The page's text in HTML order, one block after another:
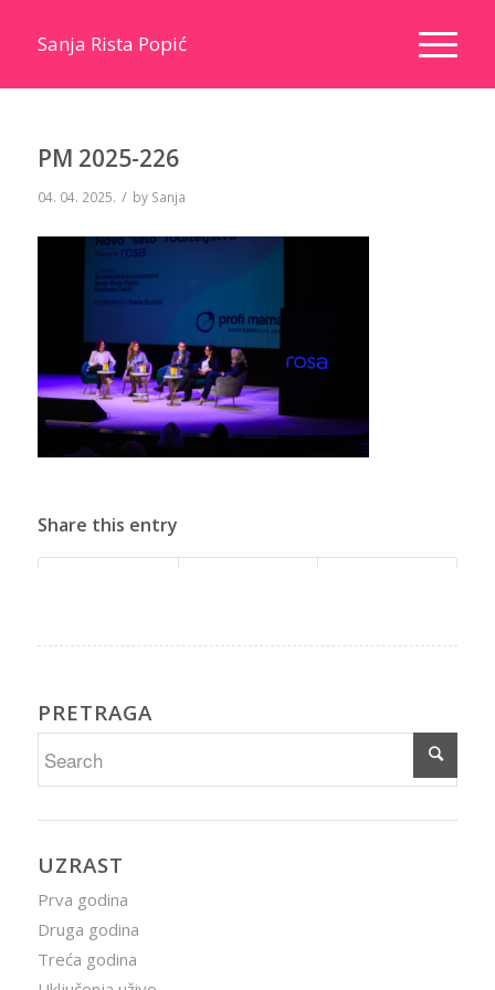
Sanja Rista Popić
PM 2025-226
04. 04. 2025. / by Sanja
Share this entry
PRETRAGA
UZRAST
Prva godina
Druga godina
Treća godina